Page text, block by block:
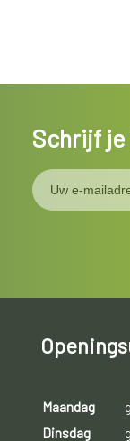
Schrijf
Maandag
Dinsdag